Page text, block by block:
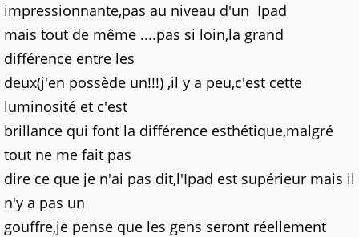
impressionnante,pas au niveau d'un Ipad
mais tout de même ....pas si loin,la grand
différence entre les
deux(j'en possède un!!!) ,il y a peu,c'est cette
luminosité et c'est
brillance qui font la différence esthétique,malgré
tout ne me fait pas
dire ce que je n'ai pas dit,l'Ipad est supérieur mais il
n'y a pas un
gouffre,je pense que les gens seront réellement